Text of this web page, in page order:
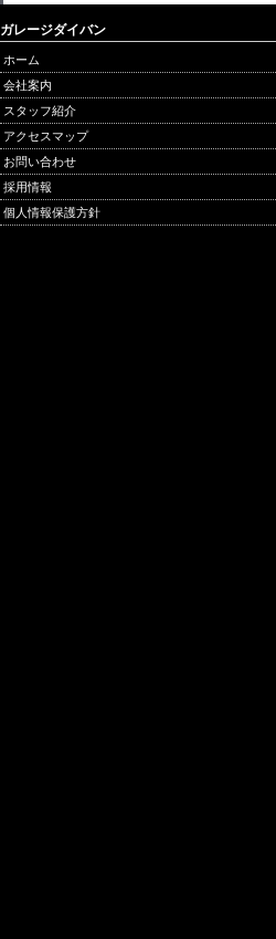
ガレージダイバン
ホーム
会社案内
スタッフ紹介
アクセスマップ
お問い合わせ
採用情報
個人情報保護方針